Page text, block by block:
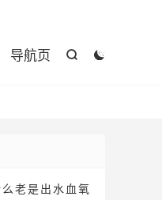


导航页
老是出水血氧